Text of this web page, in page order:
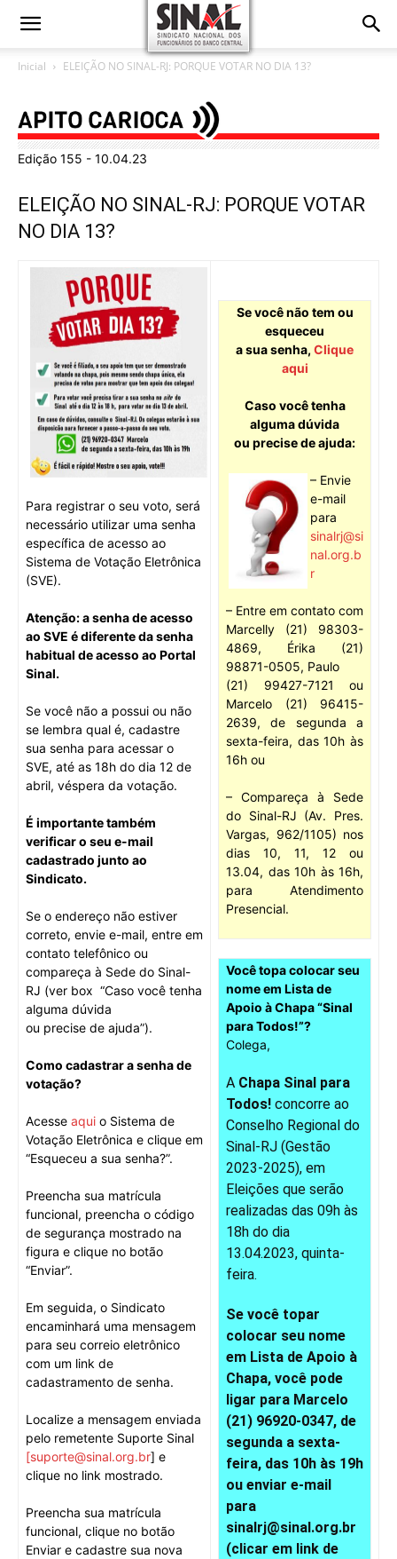
Inicial ELEIÇÃO NO SINAL-RJ: PORQUE VOTAR NO DIA 13?
Edição 155 - 10.04.23
ELEIÇÃO NO SINAL-RJ: PORQUE VOTAR
NO DIA 13?
Para registrar o seu voto, será
necessário utilizar uma senha
específica de acesso ao
Sistema de Votação Eletrônica
(SVE).
Atenção: a senha de acesso
ao SVE é diferente da senha
habitual de acesso ao Portal
Sinal.
Se você não a possui ou não
se lembra qual é, cadastre
sua senha para acessar o
SVE, até as 18h do dia 12 de
abril, véspera da votação.
É importante também
verificar o seu e-mail
cadastrado junto ao
Sindicato.
Se o endereço não estiver
correto, envie e-mail, entre em
contato telefônico ou
compareça à Sede do Sinal-
RJ (ver box “Caso você tenha
alguma dúvida
ou precise de ajuda”).
Como cadastrar a senha de
votação?
Acesse aqui o Sistema de
Votação Eletrônica e clique em
“Esqueceu a sua senha?”.
Preencha sua matrícula
funcional, preencha o código
de segurança mostrado na
figura e clique no botão
“Enviar”.
Em seguida, o Sindicato
encaminhará uma mensagem
para seu correio eletrônico
com um link de
cadastramento de senha.
Localize a mensagem enviada
pelo remetente Suporte Sinal
[suporte@sinal.org.br] e
clique no link mostrado.
Preencha sua matrícula
funcional, clique no botão
Enviar e cadastre sua nova
Se você não tem ou
esqueceu
a sua senha, Clique
aqui
Caso você tenha
alguma dúvida
ou precise de ajuda:
– Envie
e-mail
para
sinalrj@si
nal.org.b
r
– Entre em contato com
Marcelly (21) 98303-
4869, Érika (21)
98871-0505, Paulo
(21) 99427-7121 ou
Marcelo (21) 96415-
2639, de segunda a
sexta-feira, das 10h às
16h ou
– Compareça à Sede
do Sinal-RJ (Av. Pres.
Vargas, 962/1105) nos
dias 10, 11, 12 ou
13.04, das 10h às 16h,
para Atendimento
Presencial.
Você topa colocar seu
nome em Lista de
Apoio à Chapa “Sinal
para Todos!”?
Colega,
A Chapa Sinal para
Todos! concorre ao
Conselho Regional do
Sinal-RJ (Gestão
2023-2025), em
Eleições que serão
realizadas das 09h às
18h do dia
13.04.2023, quinta-
feira.
Se você topar
colocar seu nome
em Lista de Apoio à
Chapa, você pode
ligar para Marcelo
(21) 96920-0347, de
segunda a sexta-
feira, das 10h às 19h
ou enviar e-mail
para
sinalrj@sinal.org.br
(clicar em link de